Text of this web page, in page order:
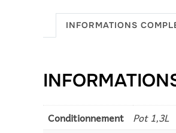
INFORMATIONS
Conditionnement
Pot 1,3L